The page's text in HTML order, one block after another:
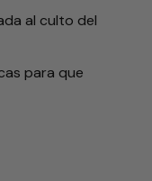
al culto del
para que